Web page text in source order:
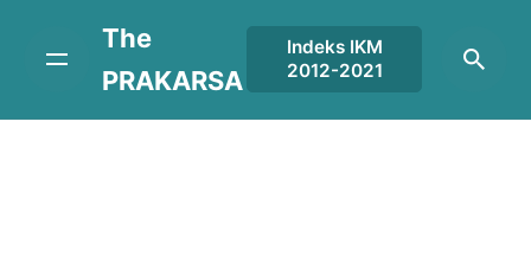
content
The
PRAKARSA
Indeks IKM
2012-2021